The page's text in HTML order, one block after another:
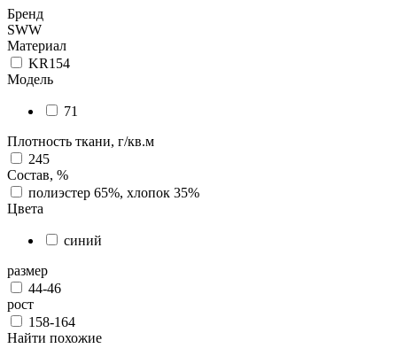
Бренд
SWW
Материал
KR154
Модель
71
Плотность ткани, г/кв.м
245
Состав, %
полиэстер 65%, хлопок 35%
Цвета
синий
размер
44-46
рост
158-164
Найти похожие